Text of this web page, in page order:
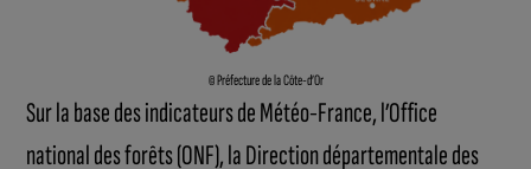
© Préfecture de la Côte-d’Or
Sur la base des indicateurs de Météo-France, l’Office
national des forêts (ONF), la Direction départementale des